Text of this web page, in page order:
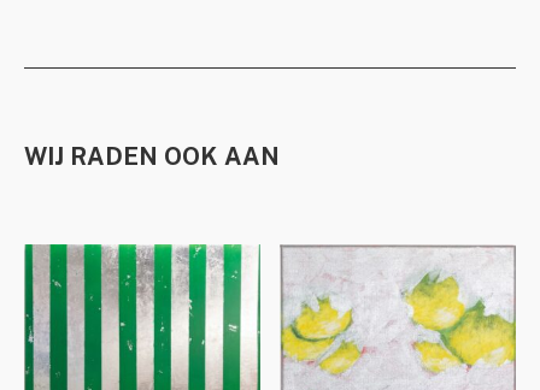
WIJ RADEN OOK AAN